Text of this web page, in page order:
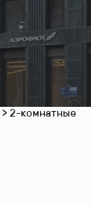
2-комнатные